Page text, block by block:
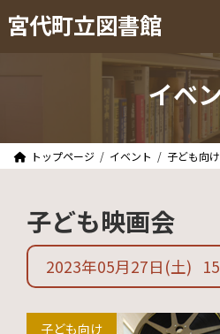
ン
プ
ビ
動
宮代町立図書館
イベ
トップページ イベント 子ども向け
子ども映画会
2023年05月27日 (土)
子ども向け